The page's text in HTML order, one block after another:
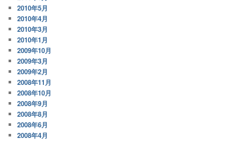
2010年5月
2010年4月
2010年3月
2010年1月
2009年10月
2009年3月
2009年2月
2008年11月
2008年10月
2008年9月
2008年8月
2008年6月
2008年4月